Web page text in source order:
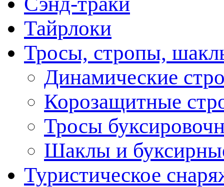
Тайрлоки
Тросы, стропы,
Динамические
Корозащитные
Тросы
Шаклы и
Туристическое